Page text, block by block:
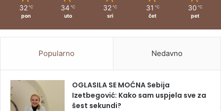
32 ℃
pon
34 ℃
uto
32 ℃
sri
31 ℃
čet
30 ℃
pet
Popularno Nedavno
OGLASILA SE MOĆNA Sebija
Izetbegović: Kako sam uspjela sve za
šest sekundi?